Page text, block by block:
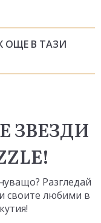
ОЩЕ В ТАЗИ
ЗВЕЗДИ
Разгледай
своите любими в
!